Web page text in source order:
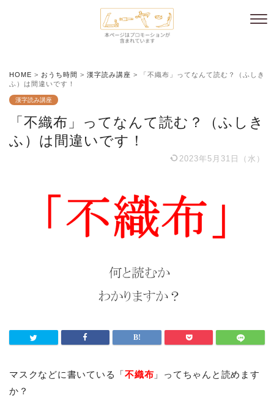
HOME > おうち時間 > 漢字読み講座 >
「不織布」ってなんて読む？（ふしき
ふ）は間違いです！
漢字読み講座
「不織布」ってなんて読む？（ふしき
ふ）は間違いです！
2023年5月31日（水）
マスクなどに書いている「不織布 」ってちゃんと読めます
か？